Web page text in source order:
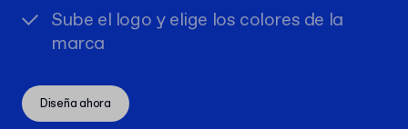
Sube el logo y elige los colores de la
marca
Diseña ahora